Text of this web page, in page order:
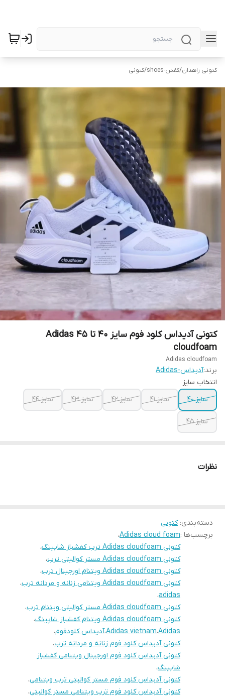
کتونی زاهدان/کفش-shoes /کتونی
کتونی آدیداس کلود فوم سایز ۴۰ تا ۴۵ Adidas
cloudfoam
Adidas cloudfoam
برند:آدیداس-Adidas
انتخاب سایز
سایز ۴۰
سایز ۴۱ سایز ۴۲ سایز ۴۳ سایز ۴۴
سایز ۴۵
نظرات
دسته‌بندی:کتونی
برچسب‌ها :Adidas cloud foam،
کتونی Adidas cloudfoam ترب کفشباز شاپینگ
،
کتونی Adidas cloudfoam مستر کوالیتی ترب
،
کتونی Adidas cloudfoam ویتنام اورجینال ترب
،
کتونی Adidas cloudfoam ویتنامی زنانه و مردانه ترب
،
adidas،
کتونی Adidas cloudfoam مستر کوالیتی ویتنام ترب
،
کتونی Adidas cloudfoam ویتنام کفشباز شاپینگ
،
Adidas،Adidas vietnam،آدیداس کلودفوم،
کتونی آدیداس کلود فوم زنانه و مردانه ترب،
کتونی آدیداس کلود فوم اورجینال ویتنامی کفشباز
شاپینگ،
کتونی آدیداس کلود فوم مستر کوالیتی ترب ویتنامی،
کتونی آدیداس کلود فوم ترب ویتنامی مستر کوالیتی،